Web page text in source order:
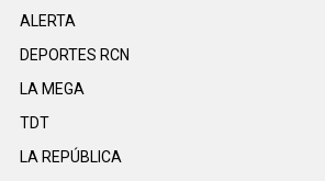
ALERTA
DEPORTES RCN
LA MEGA
TDT
LA REPÚBLICA